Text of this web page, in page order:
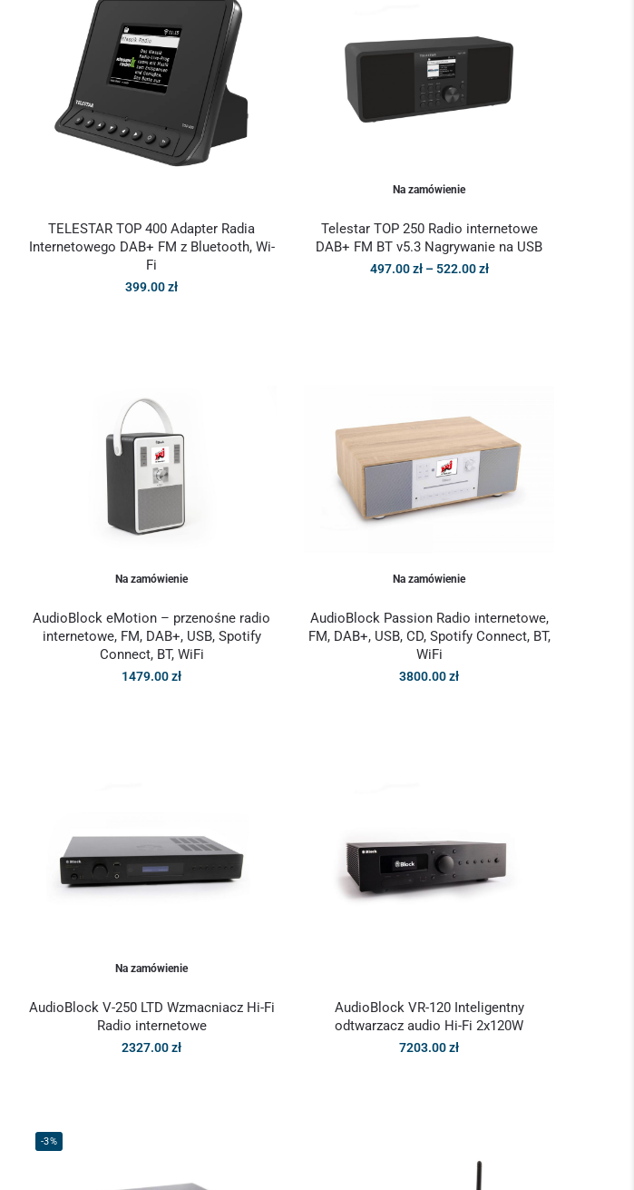
TELESTAR TOP 400 Adapter Radia
Internetowego DAB+ FM z Bluetooth, Wi-
Fi
399.00zł
Na zamówienie
Telestar TOP 250 Radio internetowe
DAB+ FM BT v5.3 Nagrywanie na USB
497.00zł – 522.00zł
Na zamówienie
AudioBlock eMotion – przenośne radio
internetowe, FM, DAB+, USB, Spotify
Connect, BT, WiFi
1479.00zł
Na zamówienie
AudioBlock Passion Radio internetowe,
FM, DAB+, USB, CD, Spotify Connect, BT,
WiFi
3800.00zł
Na zamówienie
AudioBlock V-250 LTD Wzmacniacz Hi-Fi
Radio internetowe
2327.00zł
AudioBlock VR-120 Inteligentny
odtwarzacz audio Hi-Fi 2x120W
7203.00zł
-3%